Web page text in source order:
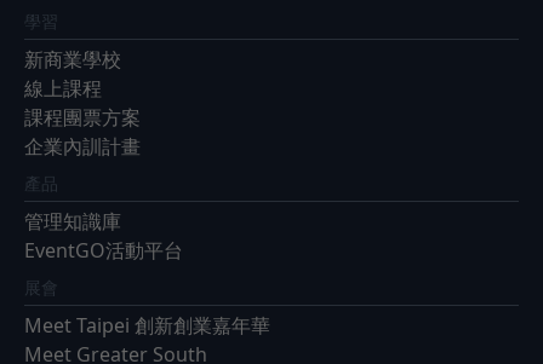
學習
新商業學校
線上課程
課程團票方案
企業內訓計畫
產品
管理知識庫
EventGO活動平台
展會
Meet Taipei 創新創業嘉年華
Meet Greater South